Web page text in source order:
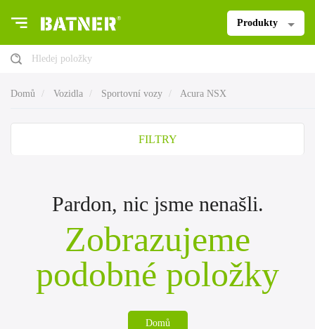
Produkty
Hledej položky
Domů Vozidla Sportovní vozy Acura NSX
FILTRY
Pardon, nic jsme nenašli.
Zobrazujeme
podobné položky
Domů